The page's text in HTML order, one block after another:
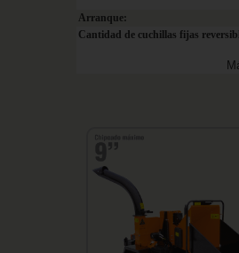
Arranque:
Cantidad de cuchillas fijas